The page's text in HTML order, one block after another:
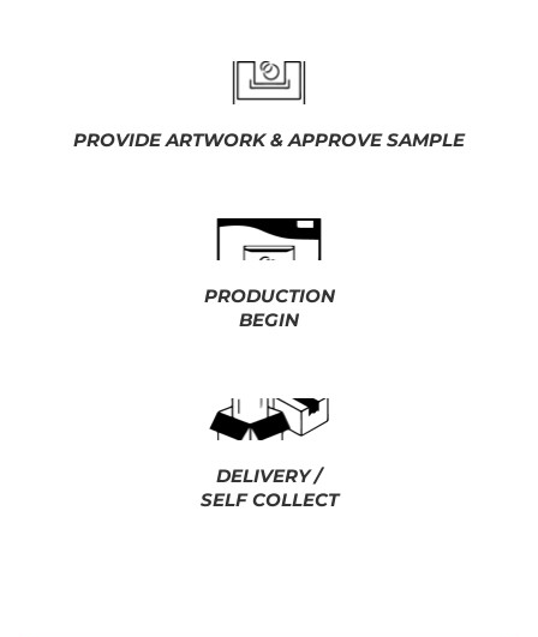
PROVIDE ARTWORK & APPROVE SAMPLE
PRODUCTION
BEGIN
DELIVERY /
SELF COLLECT